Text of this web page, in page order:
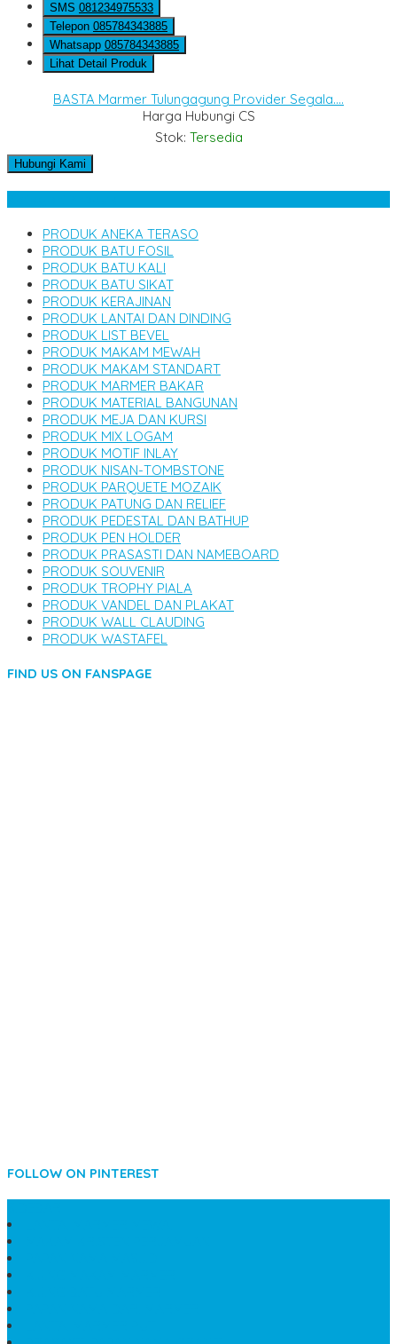
SMS 081234975533
Telepon 085784343885
Whatsapp 085784343885
Lihat Detail Produk
BASTA Marmer Tulungagung Provider Segala....
Harga Hubungi CS
Stok: Tersedia
Hubungi Kami
PRODUK ANEKA TERASO
PRODUK BATU FOSIL
PRODUK BATU KALI
PRODUK BATU SIKAT
PRODUK KERAJINAN
PRODUK LANTAI DAN DINDING
PRODUK LIST BEVEL
PRODUK MAKAM MEWAH
PRODUK MAKAM STANDART
PRODUK MARMER BAKAR
PRODUK MATERIAL BANGUNAN
PRODUK MEJA DAN KURSI
PRODUK MIX LOGAM
PRODUK MOTIF INLAY
PRODUK NISAN-TOMBSTONE
PRODUK PARQUETE MOZAIK
PRODUK PATUNG DAN RELIEF
PRODUK PEDESTAL DAN BATHUP
PRODUK PEN HOLDER
PRODUK PRASASTI DAN NAMEBOARD
PRODUK SOUVENIR
PRODUK TROPHY PIALA
PRODUK VANDEL DAN PLAKAT
PRODUK WALL CLAUDING
PRODUK WASTAFEL
FIND US ON FANSPAGE
FOLLOW ON PINTEREST